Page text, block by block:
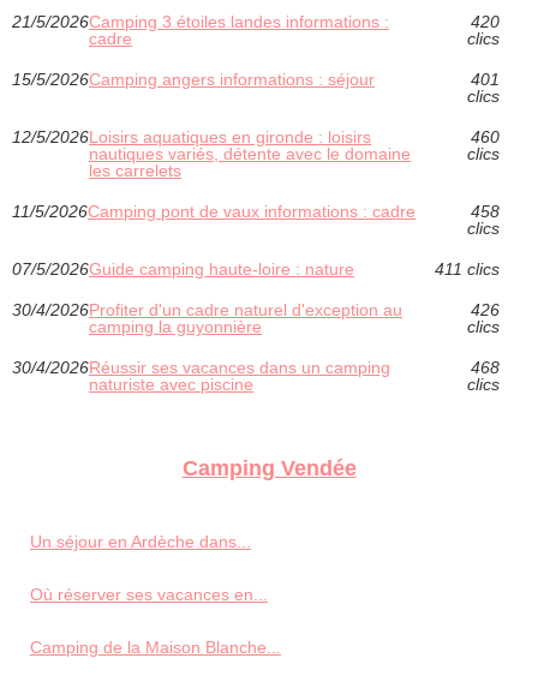
21/5/2026Camping 3 étoiles landes informations :
cadre
420
clics
15/5/2026Camping angers informations : séjour
401
clics
12/5/2026Loisirs aquatiques en gironde : loisirs
nautiques variés, détente avec le domaine
les carrelets
460
clics
11/5/2026Camping pont de vaux informations : cadre
458
clics
07/5/2026Guide camping haute-loire : nature 411 clics
30/4/2026Profiter d'un cadre naturel d'exception au
camping la guyonnière
426
clics
30/4/2026Réussir ses vacances dans un camping
naturiste avec piscine
468
clics
Camping Vendée
Un séjour en Ardèche dans...
Où réserver ses vacances en...
Camping de la Maison Blanche...